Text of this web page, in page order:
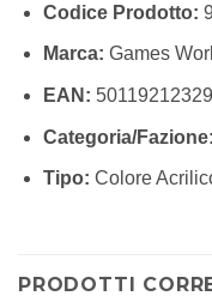
Codice Prodotto:
Marca: Games
EAN:
Categoria/Fazione:
Tipo: Colore
PRODOTTI